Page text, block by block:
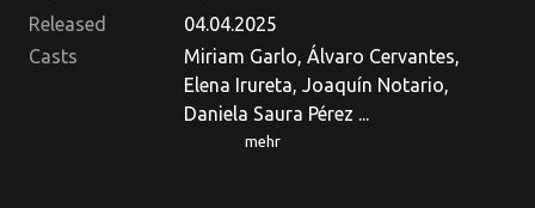
Released
04.04.2025
Casts
Miriam Garlo, Álvaro Cervantes,
Elena Irureta, Joaquín Notario,
Daniela Saura Pérez ...
mehr